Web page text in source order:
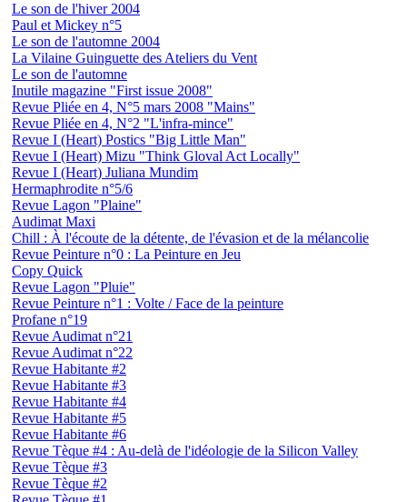
Le son de l'hiver 2004
Paul et Mickey n°5
Le son de l'automne 2004
La Vilaine Guinguette des Ateliers du Vent
Le son de l'automne
Inutile magazine "First issue 2008"
Revue Pliée en 4, N°5 mars 2008 "Mains"
Revue Pliée en 4, N°2 "L'infra-mince"
Revue I (Heart) Postics "Big Little Man"
Revue I (Heart) Mizu "Think Gloval Act Locally"
Revue I (Heart) Juliana Mundim
Hermaphrodite n°5/6
Revue Lagon "Plaine"
Audimat Maxi
Chill : À l'écoute de la détente, de l'évasion et de la mélancolie
Revue Peinture n°0 : La Peinture en Jeu
Copy Quick
Revue Lagon "Pluie"
Revue Peinture n°1 : Volte / Face de la peinture
Profane n°19
Revue Audimat n°21
Revue Audimat n°22
Revue Habitante #2
Revue Habitante #3
Revue Habitante #4
Revue Habitante #5
Revue Habitante #6
Revue Tèque #4 : Au-delà de l'idéologie de la Silicon Valley
Revue Tèque #3
Revue Tèque #2